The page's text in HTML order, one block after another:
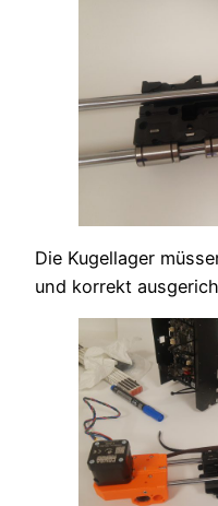
Die Kugellager
und korrekt